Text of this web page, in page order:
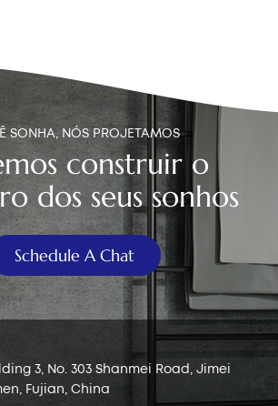
são baixos e largos. Pode ser
vários ajustes para encontrar a
proporcione uma descarga potente
economize água. 2. Dois tipos
de enchimento para vasos
de enchimento com bóia:Ele utiliza
uma boia para detectar
da água. Conforme a boia sobe,
interrompendo o fluxo de
ocupa bastante espaço no
de enchimento com bóia:Este design
é a opção mais comum para a
de caixa acoplada de vasos
A estrutura de flutuador duplo
uma velocidade de enchimento
o desligamento rápido quando o
SONHA, NÓS PROJETAMOS
construir o
dos seus sonhos
Schedule A Chat
3, No. 303 Shanmei Road, Jimei
Fujian, China